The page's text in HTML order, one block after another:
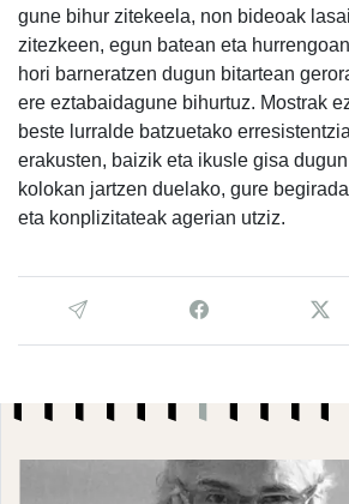
gune bihur zitekeela, non bideoak
zitezkeen, egun batean eta
hori barneratzen dugun bitartean
ere eztabaidagune bihurtuz. Mostrak
beste lurralde batzuetako
erakusten, baizik eta ikusle gisa
kolokan jartzen duelako, gure
eta konplizitateak agerian utziz.